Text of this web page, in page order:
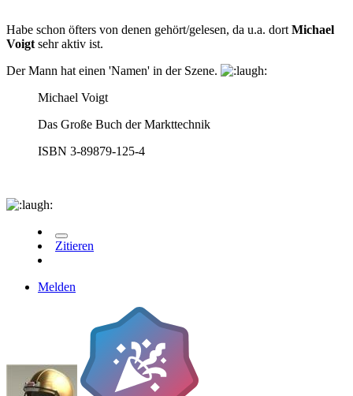
Habe schon öfters von denen gehört/gelesen, da u.a. dort Michael
Voigt sehr aktiv ist.
Der Mann hat einen 'Namen' in der Szene.
Michael Voigt
Das Große Buch der Markttechnik
ISBN 3-89879-125-4
Zitieren
Melden